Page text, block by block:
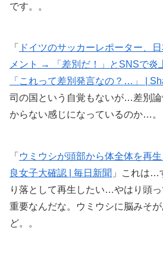
です。。
「
ドイツのサッカーレポーター、
メント → 「差別だ！」とSNSで炎
「これって差別発言なの？…」 |
司の国という自覚もないが…差別
からない感じになっているのか…。
「 ウミウシが頭部から体全体を
良女子大確認 | 毎日新聞 」これは…
り落として再生したい…やはり頭
重要なんだな。ウミウシに脳みそ
ど。。